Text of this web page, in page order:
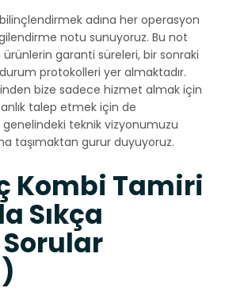
bilinçlendirmek adına her operasyon
notu sunuyoruz. Bu not
ürünlerin garanti süreleri, bir sonraki
protokolleri yer almaktadır.
bize sadece hizmet almak için
talep etmek için de
genelindeki teknik vizyonumuzu
taşımaktan gurur duyuyoruz.
Kombi Tamiri
Sıkça